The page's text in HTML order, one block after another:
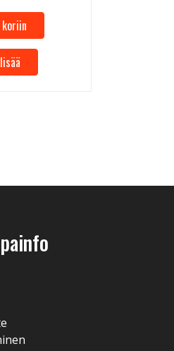
koriin